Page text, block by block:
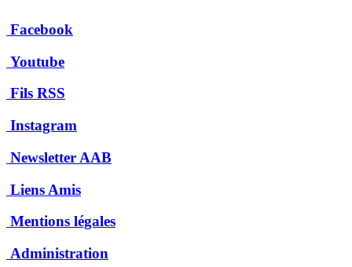
Facebook
Youtube
Fils RSS
Instagram
Newsletter AAB
Liens Amis
Mentions légales
Administration